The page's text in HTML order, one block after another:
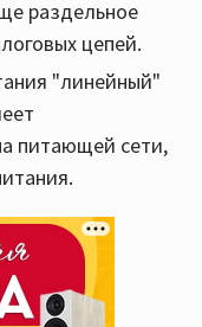
раздельное
цепей.
"линейный"
питающей сети,